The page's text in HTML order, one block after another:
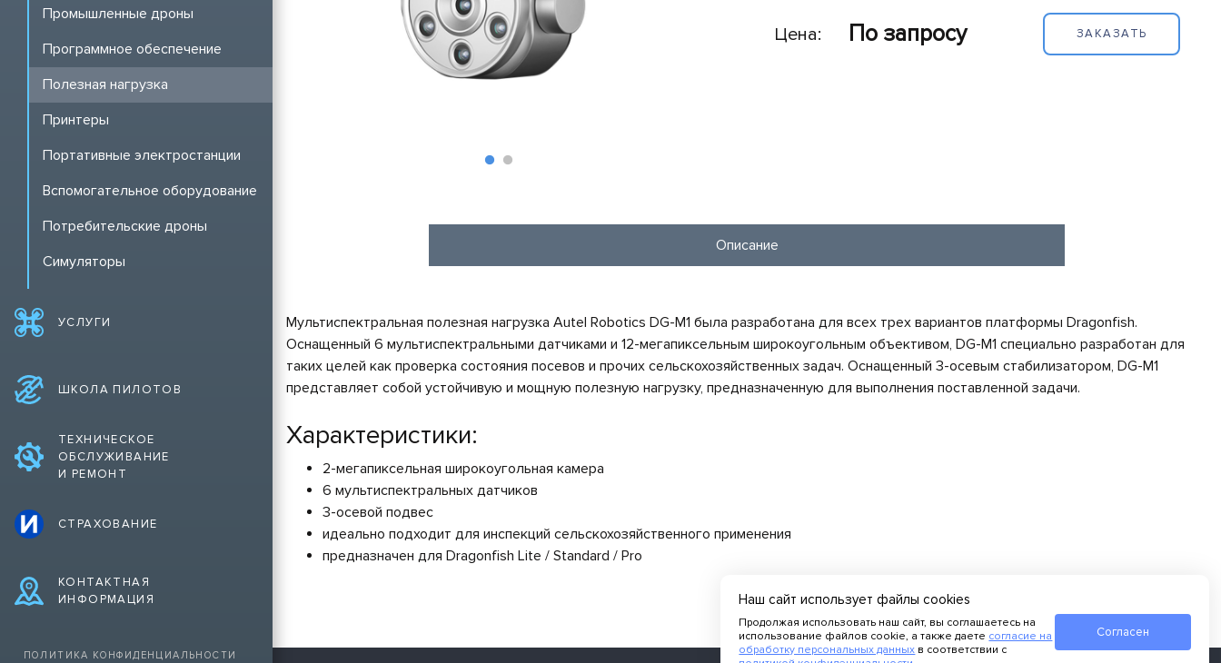
Промышленные дроны
Программное обеспечение
Полезная нагрузка
Принтеры
Портативные электростанции
Вспомогательное оборудование
Потребительские дроны
Симуляторы
УСЛУГИ
ШКОЛА ПИЛОТОВ
ТЕХНИЧЕСКОЕ
ОБСЛУЖИВАНИЕ
И РЕМОНТ
СТРАХОВАНИЕ
КОНТАКТНАЯ
ИНФОРМАЦИЯ
ПОЛИТИКА КОНФИДЕНЦИАЛЬНОСТИ
Цена: По запросу ЗАКАЗАТЬ
Описание
Мультиспектральная полезная нагрузка Autel Robotics DG-M1 была разработана для всех трех вариантов платформы Dragonfish.
Оснащенный 6 мультиспектральными датчиками и 12-мегапиксельным широкоугольным объективом, DG-M1 специально разработан для
таких целей как проверка состояния посевов и прочих сельскохозяйственных задач. Оснащенный 3-осевым стабилизатором, DG-M1
представляет собой устойчивую и мощную полезную нагрузку, предназначенную для выполнения поставленной задачи.
Характеристики:
2-мегапиксельная широкоугольная камера
6 мультиспектральных датчиков
3-осевой подвес
идеально подходит для инспекций сельскохозяйственного применения
предназначен для Dragonfish Lite / Standard / Pro
Наш сайт использует файлы cookies
Продолжая использовать наш сайт, вы соглашаетесь на
использование файлов cookie, а также даете согласие на
обработку персональных данных в соответствии с
Согласен